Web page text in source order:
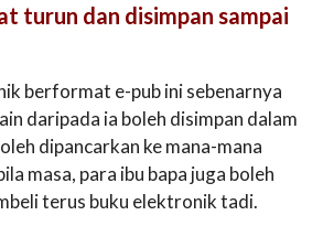
turun dan disimpan sampai
berformat e-pub ini sebenarnya
daripada ia boleh disimpan dalam
dipancarkan ke mana-mana
masa, para ibu bapa juga boleh
terus buku elektronik tadi.